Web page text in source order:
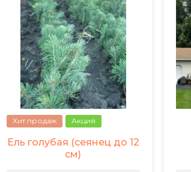
Хит продаж Акция
Ель голубая (сеянец до 12
см)